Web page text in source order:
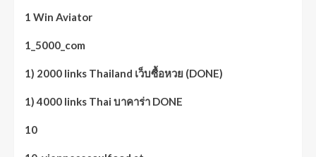
1 Win Aviator
1_5000_com
1) 2000 links Thailand เว็บซื้อหวย (DONE)
1) 4000 links Thai บาคาร่า DONE
10